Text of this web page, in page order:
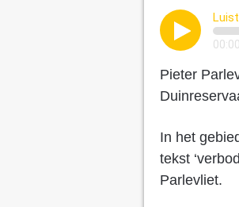
00:00
Pieter
In het
tekst
Parlevliet.